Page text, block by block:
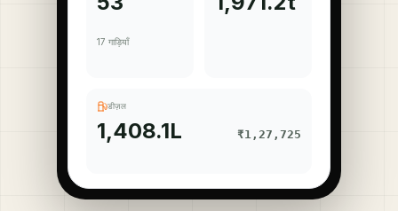
17 गाड़ियाँ
डीज़ल
1,408.1L ₹1,27,725